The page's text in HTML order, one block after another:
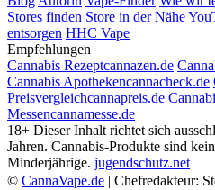
Stores finden Store in der Nähe
entsorgen HHC Vape
Empfehlungen
Cannabis Rezeptcannazen.de
Cannabis Apothekencannacheck.de
Preisvergleichcannapreis.de
Messencannamesse.de
18+ Dieser Inhalt richtet sich
Jahren. Cannabis-Produkte sind
Minderjährige. jugendschutz.net
© CannaVape.de | Chefredakteur: